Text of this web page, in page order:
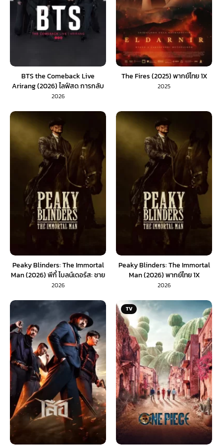
BTS the Comeback Live
Arirang (2026) ไลฟ์สด การกลับ
มาของ BTS Arirang
2026
The Fires (2025) พากย์ไทย 1X
2025
Peaky Blinders: The Immortal
Man (2026) พีกี้ ไบลน์เดอร์ส: ชาย
ผู้เป็นอมตะ (พากย์ไทย)
2026
Peaky Blinders: The Immortal
Man (2026) พากย์ไทย 1X
2026
TV